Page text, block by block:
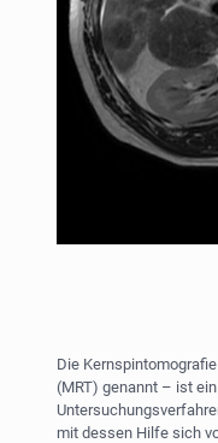
Die
(MRT) genannt – ist
mit dessen Hilfe sich